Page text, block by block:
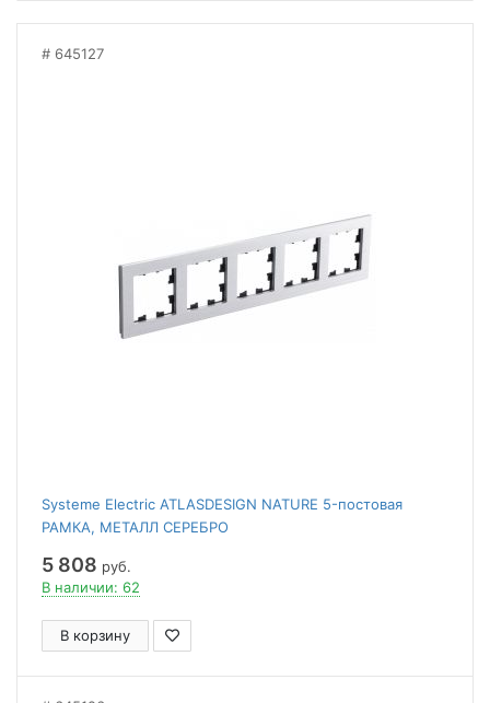
645127
Systeme Electric ATLASDESIGN NATURE 5-постовая
РАМКА, МЕТАЛЛ СЕРЕБРО
5 808 руб.
В наличии: 62
В корзину